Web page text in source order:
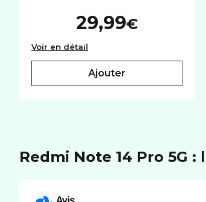
29,99€
Voir en détail
ajouter
Redmi Note 14 Pro 5G